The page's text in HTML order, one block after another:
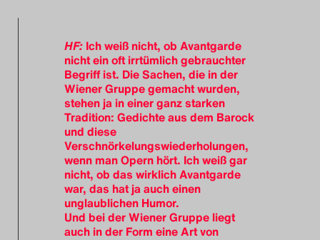
HF:Ich weiß nicht, ob Avantgarde
nicht ein oft irrtümlich gebrauchter
Begriff ist. Die Sachen, die in der
Wiener Gruppe gemacht wurden,
stehen ja in einer ganz starken
Tradition: Gedichte aus dem Barock
und diese
Verschnörkelungswiederholungen,
wenn man Opern hört. Ich weiß gar
nicht, ob das wirklich Avantgarde
war, das hat ja auch einen
unglaublichen Humor.
Und bei der Wiener Gruppe liegt
auch in der Form eine Art von